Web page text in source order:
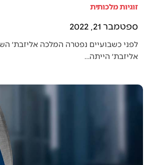
זוגיות מלכותית
ספטמבר 21, 2022
אליזבת׳ הייתה…